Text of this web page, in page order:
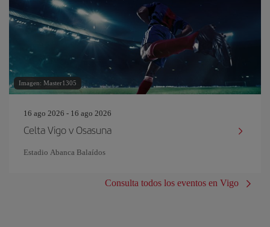
Imagen: Master1305
16 ago 2026 - 16 ago 2026
Celta Vigo v Osasuna
Estadio Abanca Balaídos
Consulta todos los eventos en Vigo